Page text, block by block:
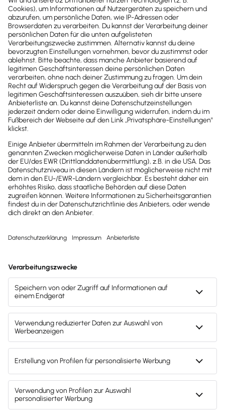
Dokumentationstool für Service- &
Montagebetriebe – ideal fürs Büro & die Baustelle!
Finom
Finom ist eine intelligente Finanzplattform, die für
Existenzgründer, Freiberufler und Unternehmern
entwickelt wurde.
Mach's dir leicht und gib deinem Business den
entscheidenden Push – mit unserer Software für
Buchhaltung & Lohn.
Lösungen